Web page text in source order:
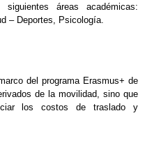
áreas académicas:
– Deportes, Psicología.
del programa Erasmus+ de
de la movilidad, sino que
los costos de traslado y